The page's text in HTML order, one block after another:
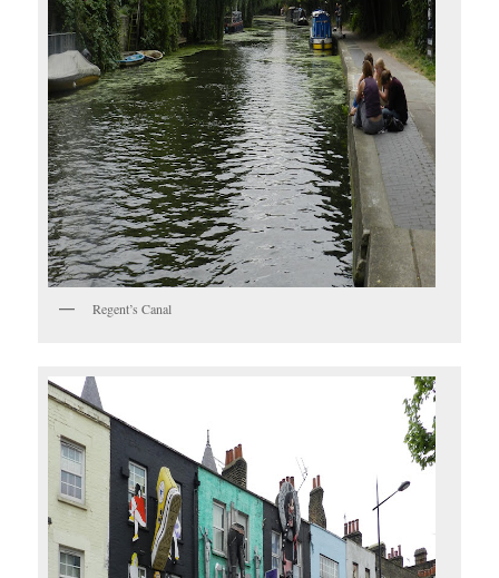
Regent’s Canal